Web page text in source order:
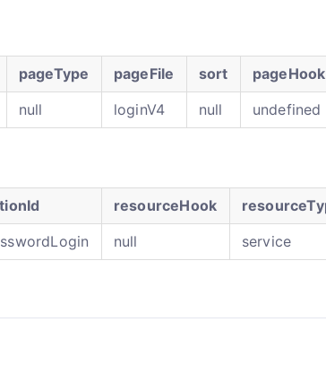
pageType pageFile sort
pageHook
null loginV4 null undefined
resourceHook
null service